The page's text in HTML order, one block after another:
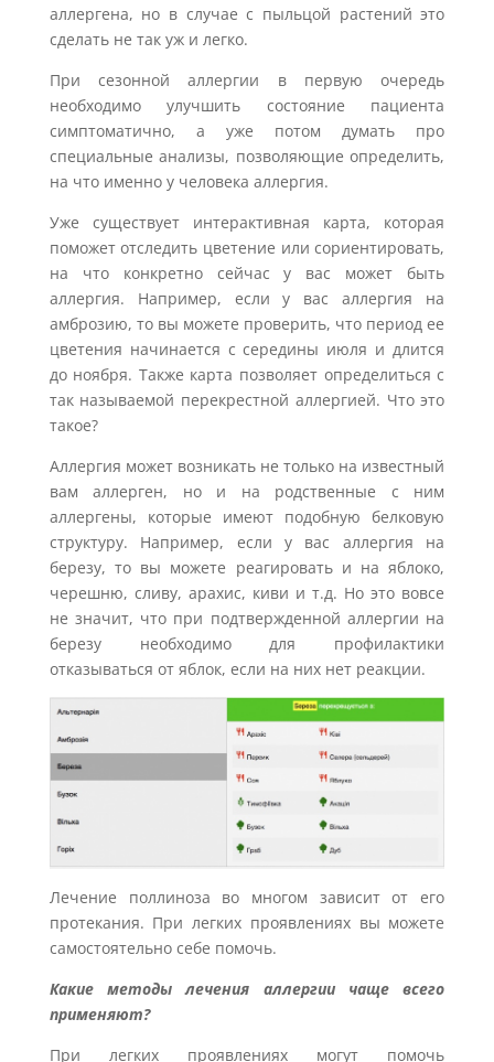
аллергена, но в случае с пыльцой растений это
сделать не так уж и легко.
При сезонной аллергии в первую очередь
необходимо улучшить состояние пациента
симптоматично, а уже потом думать про
специальные анализы, позволяющие определить,
на что именно у человека аллергия.
Уже существует интерактивная карта, которая
поможет отследить цветение или сориентировать,
на что конкретно сейчас у вас может быть
аллергия. Например, если у вас аллергия на
амброзию, то вы можете проверить, что период ее
цветения начинается с середины июля и длится
до ноября. Также карта позволяет определиться с
так называемой перекрестной аллергией. Что это
такое?
Аллергия может возникать не только на известный
вам аллерген, но и на родственные с ним
аллергены, которые имеют подобную белковую
структуру. Например, если у вас аллергия на
березу, то вы можете реагировать и на яблоко,
черешню, сливу, арахис, киви и т.д. Но это вовсе
не значит, что при подтвержденной аллергии на
березу необходимо для профилактики
отказываться от яблок, если на них нет реакции.
Лечение поллиноза во многом зависит от его
протекания. При легких проявлениях вы можете
самостоятельно себе помочь.
Какие методы лечения аллергии чаще всего
применяют?
При легких проявлениях могут помочь